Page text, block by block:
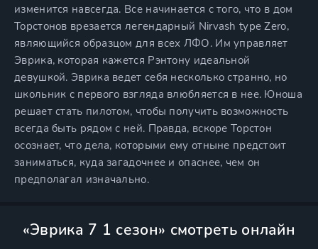
изменится навсегда. Все начинается с того, что в дом
Торстонов врезается легендарный Nirvash type Zero,
являющийся образцом для всех ЛФО. Им управляет
Эврика, которая кажется Рэнтону идеальной
девушкой. Эврика ведет себя несколько странно, но
школьник с первого взгляда влюбляется в нее. Юноша
решает стать пилотом, чтобы получить возможность
всегда быть рядом с ней. Правда, вскоре Торстон
осознает, что дела, которыми ему отныне предстоит
заниматься, куда загадочнее и опаснее, чем он
предполагал изначально.
«Эврика 7 1 сезон» смотреть онлайн